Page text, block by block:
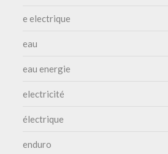
e electrique
eau
eau energie
electricité
électrique
enduro